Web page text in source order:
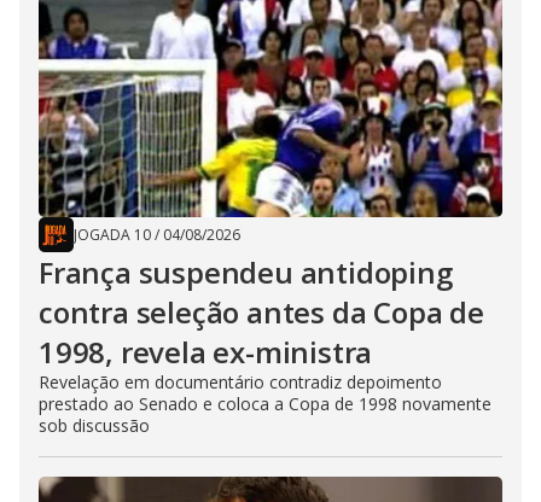
JOGADA 10/ 04/08/2026
França suspendeu antidoping
contra seleção antes da Copa de
1998, revela ex-ministra
Revelação em documentário contradiz depoimento
prestado ao Senado e coloca a Copa de 1998 novamente
sob discussão